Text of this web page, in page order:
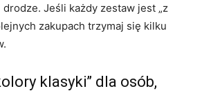
drodze. Jeśli każdy zestaw jest „z
zakupach trzymaj się kilku
klasyki” dla osób,